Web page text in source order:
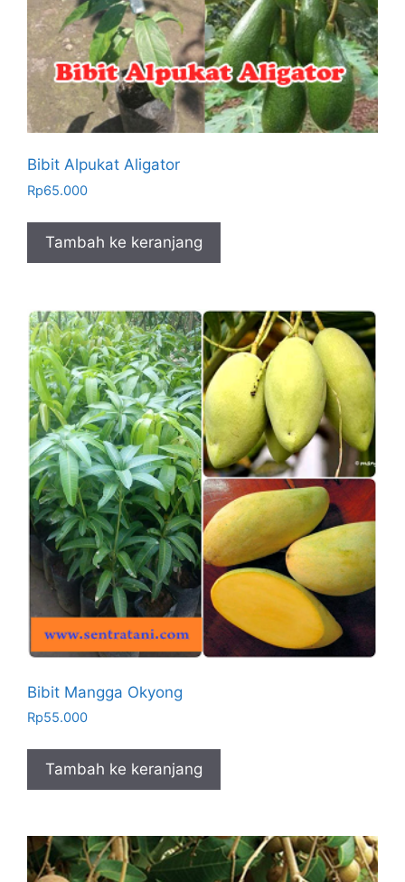
Bibit Alpukat Aligator
Rp65.000
Tambah ke keranjang
Bibit Mangga Okyong
Rp55.000
Tambah ke keranjang